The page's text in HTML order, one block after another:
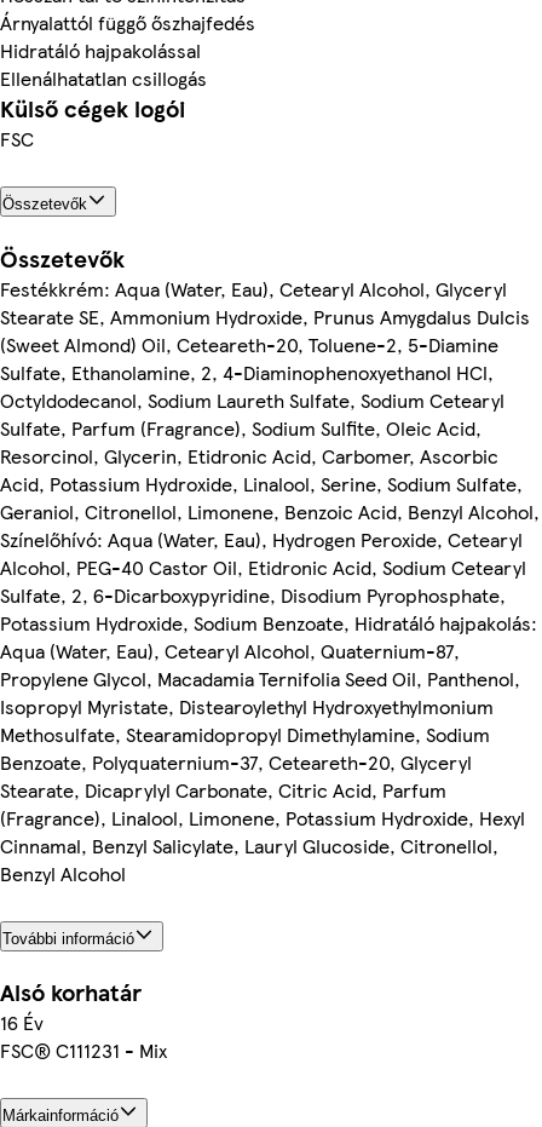
Árnyalattól függő őszhajfedés
Hidratáló hajpakolással
Ellenálhatatlan csillogás
Külső cégek logói
FSC
Összetevők
Összetevők
Festékkrém: Aqua (Water, Eau), Cetearyl Alcohol, Glyceryl
Stearate SE, Ammonium Hydroxide, Prunus Amygdalus Dulcis
(Sweet Almond) Oil, Ceteareth-20, Toluene-2, 5-Diamine
Sulfate, Ethanolamine, 2, 4-Diaminophenoxyethanol HCl,
Octyldodecanol, Sodium Laureth Sulfate, Sodium Cetearyl
Sulfate, Parfum (Fragrance), Sodium Sulfite, Oleic Acid,
Resorcinol, Glycerin, Etidronic Acid, Carbomer, Ascorbic
Acid, Potassium Hydroxide, Linalool, Serine, Sodium Sulfate,
Geraniol, Citronellol, Limonene, Benzoic Acid, Benzyl Alcohol,
Színelőhívó: Aqua (Water, Eau), Hydrogen Peroxide, Cetearyl
Alcohol, PEG-40 Castor Oil, Etidronic Acid, Sodium Cetearyl
Sulfate, 2, 6-Dicarboxypyridine, Disodium Pyrophosphate,
Potassium Hydroxide, Sodium Benzoate, Hidratáló hajpakolás:
Aqua (Water, Eau), Cetearyl Alcohol, Quaternium-87,
Propylene Glycol, Macadamia Ternifolia Seed Oil, Panthenol,
Isopropyl Myristate, Distearoylethyl Hydroxyethylmonium
Methosulfate, Stearamidopropyl Dimethylamine, Sodium
Benzoate, Polyquaternium-37, Ceteareth-20, Glyceryl
Stearate, Dicaprylyl Carbonate, Citric Acid, Parfum
(Fragrance), Linalool, Limonene, Potassium Hydroxide, Hexyl
Cinnamal, Benzyl Salicylate, Lauryl Glucoside, Citronellol,
Benzyl Alcohol
További információ
Alsó korhatár
16 Év
FSC® C111231 - Mix
Márkainformáció